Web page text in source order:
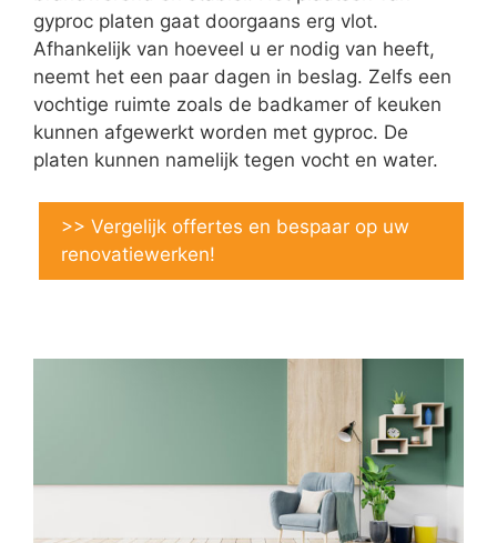
gyproc platen gaat doorgaans erg vlot.
Afhankelijk van hoeveel u er nodig van heeft,
neemt het een paar dagen in beslag. Zelfs een
vochtige ruimte zoals de badkamer of keuken
kunnen afgewerkt worden met gyproc. De
platen kunnen namelijk tegen vocht en water.
>> Vergelijk offertes en bespaar op uw
renovatiewerken!